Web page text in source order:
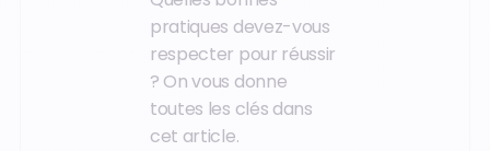
pratiques devez-vous
respecter pour réussir
? On vous donne
toutes les clés dans
cet article.